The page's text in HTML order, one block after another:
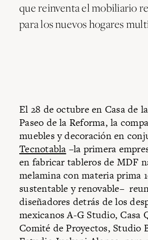
que reinventa el mobiliario
para los nuevos hogares
El 28 de octubre en Casa de
Paseo de la Reforma, la
muebles y decoración en
Tecnotabla –la primera
en fabricar tableros de MDF
melamina con materia prima
sustentable y renovable–
diseñadores detrás de los
mexicanos A-G Studio, Casa
Comité de Proyectos, Studio